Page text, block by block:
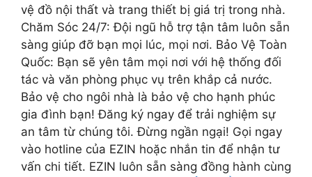
vệ đồ nội thất và trang thiết bị giá trị trong nhà.
Chăm Sóc 24/7: Đội ngũ hỗ trợ tận tâm luôn sẵn
sàng giúp đỡ bạn mọi lúc, mọi nơi. Bảo Vệ Toàn
Quốc: Bạn sẽ yên tâm mọi nơi với hệ thống đối
tác và văn phòng phục vụ trên khắp cả nước.
Bảo vệ cho ngôi nhà là bảo vệ cho hạnh phúc
gia đình bạn! Đăng ký ngay để trải nghiệm sự
an tâm từ chúng tôi. Đừng ngần ngại! Gọi ngay
vào hotline của EZIN hoặc nhắn tin để nhận tư
vấn chi tiết. EZIN luôn sẵn sàng đồng hành cùng